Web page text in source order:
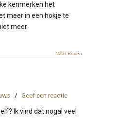
kenmerken het
meer in een hokje te
meer
Naar Boven
/ Geef een reactie
Ik vind dat nogal veel